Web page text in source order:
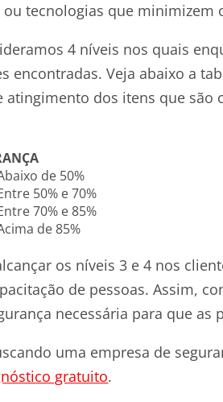
tecnologias que minimizem
4 níveis nos quais
encontradas. Veja abaixo a
atingimento dos itens que são
de 50%
50% e 70%
70% e 85%
de 85%
os níveis 3 e 4 nos
de pessoas. Assim,
necessária para que
uma empresa de
gratuito.